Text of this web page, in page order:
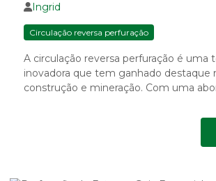
Ingrid
Circulação reversa perfuração
A circulação reversa perfuração é uma
inovadora que tem ganhado destaque
construção e mineração. Com uma